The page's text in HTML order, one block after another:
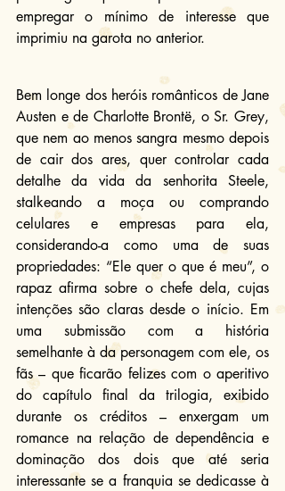
empregar o mínimo de interesse que
imprimiu na garota no anterior.
Bem longe dos heróis românticos de Jane
Austen e de Charlotte Brontë, o Sr. Grey,
que nem ao menos sangra mesmo depois
de cair dos ares, quer controlar cada
detalhe da vida da senhorita Steele,
stalkeando a moça ou comprando
celulares e empresas para ela,
considerando-a como uma de suas
propriedades: “Ele quer o que é meu”, o
rapaz afirma sobre o chefe dela, cujas
intenções são claras desde o início. Em
uma submissão com a história
semelhante à da personagem com ele, os
fãs – que ficarão felizes com o aperitivo
do capítulo final da trilogia, exibido
durante os créditos – enxergam um
romance na relação de dependência e
dominação dos dois que até seria
interessante se a franquia se dedicasse à